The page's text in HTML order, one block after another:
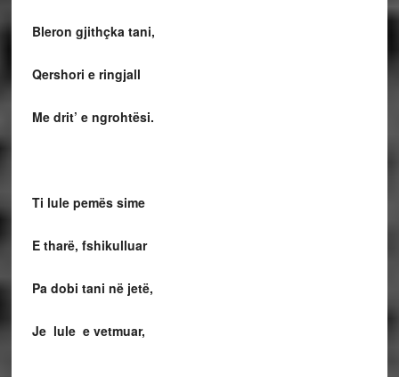
Bleron gjithçka tani,
Qershori e ringjall
Me drit’ e ngrohtësi.
Ti lule pemës sime
E tharë, fshikulluar
Pa dobi tani në jetë,
Je lule e vetmuar,